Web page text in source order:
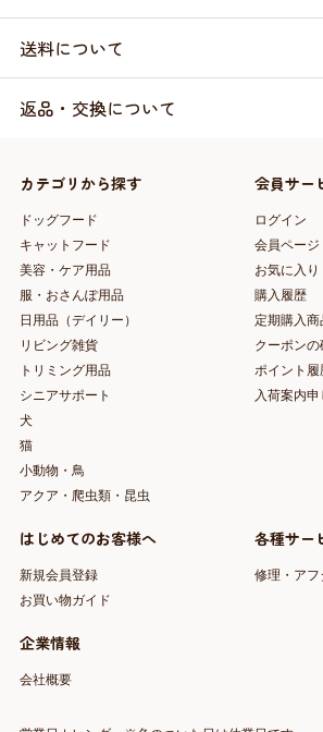
送料について
返品・交換について
カテゴリから探す
ドッグフード
キャットフード
美容・ケア用品
服・おさんぽ用品
日用品（デイリー）
リビング雑貨
トリミング用品
シニアサポート
犬
猫
小動物・鳥
アクア・爬虫類・昆虫
会員サー
ログイン
会員ページ
お気に入り
購入履歴
定期購入
クーポンの
ポイント履
入荷案内
はじめてのお客様へ
新規会員登録
お買い物ガイド
各種サー
修理・アフ
企業情報
会社概要